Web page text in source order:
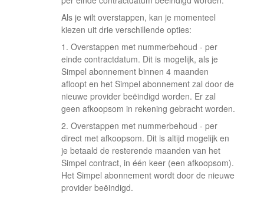
Als je wilt overstappen, kan je momenteel
kiezen uit drie verschillende opties:
1. Overstappen met nummerbehoud - per
einde contractdatum. Dit is mogelijk, als je
Simpel abonnement binnen 4 maanden
afloopt en het Simpel abonnement zal door de
nieuwe provider beëindigd worden. Er zal
geen afkoopsom in rekening gebracht worden.
2. Overstappen met nummerbehoud - per
direct met afkoopsom. Dit is altijd mogelijk en
je betaald de resterende maanden van het
Simpel contract, in één keer (een afkoopsom).
Het Simpel abonnement wordt door de nieuwe
provider beëindigd.